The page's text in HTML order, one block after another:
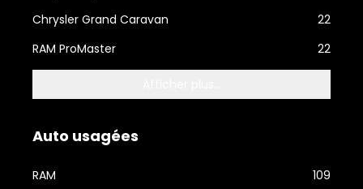
Chrysler Grand Caravan
22
RAM ProMaster
22
Auto usagées
RAM
109